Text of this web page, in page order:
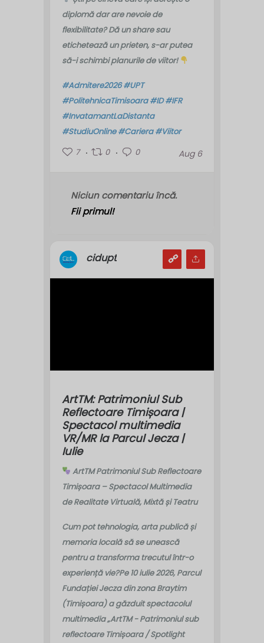
diplomă dar are nevoie de
flexibilitate? Dă un share sau
etichetează un prieten, s-ar putea
să-i schimbi planurile de viitor!
#Admitere2026 #UPT
#PolitehnicaTimisoara #ID #IFR
#InvatamantLaDistanta
#StudiuOnline #Cariera #Viitor
7
0 0 Aug 6
Niciun comentariu încă.
Fii primul!
cidupt
ArtTM: Patrimoniul Sub
Reflectoare Timișoara |
Spectacol multimedia
VR/MR la Parcul Jecza |
Iulie
ArtTM Patrimoniul Sub Reflectoare
Timișoara – Spectacol Multimedia
de Realitate Virtuală, Mixtă și Teatru
Cum pot tehnologia, arta publică și
memoria locală să se unească
pentru a transforma trecutul într-o
experiență vie?Pe 10 iulie 2026, Parcul
Fundației Jecza din zona Braytim
(Timișoara) a găzduit spectacolul
multimedia „ArtTM - Patrimoniul sub
reflectoare Timișoara / Spotlight